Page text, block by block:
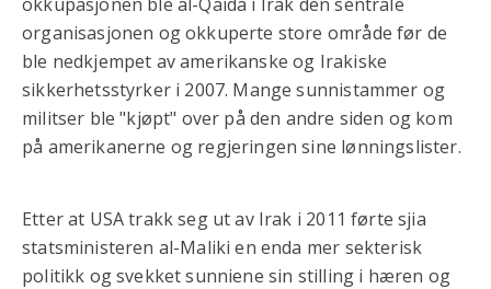
organisasjonen og okkuperte store område før de
ble nedkjempet av amerikanske og Irakiske
sikkerhetsstyrker i 2007. Mange sunnistammer og
militser ble "kjøpt" over på den andre siden og kom
på amerikanerne og regjeringen sine lønningslister.
Etter at USA trakk seg ut av Irak i 2011 førte sjia
statsministeren al-Maliki en enda mer sekterisk
politikk og svekket sunniene sin stilling i hæren og